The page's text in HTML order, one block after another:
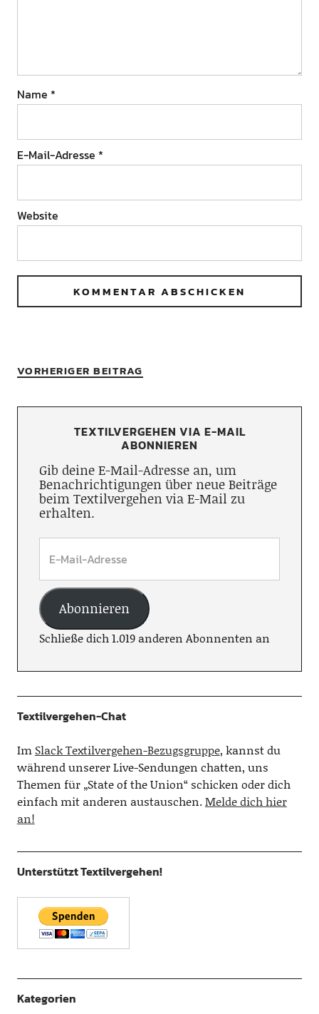
Name *
E-Mail-Adresse *
Website
VORHERIGER BEITRAG
TEXTILVERGEHEN VIA E-MAIL
ABONNIEREN
Gib deine E-Mail-Adresse an, um
Benachrichtigungen über neue Beiträge
beim Textilvergehen via E-Mail zu
erhalten.
Abonnieren
Schließe dich 1.019 anderen Abonnenten an
Textilvergehen-Chat
Im Slack Textilvergehen-Bezugsgruppe, kannst du
während unserer Live-Sendungen chatten, uns
Themen für „State of the Union“ schicken oder dich
einfach mit anderen austauschen.Melde dich hier
an!
Unterstützt Textilvergehen!
Kategorien